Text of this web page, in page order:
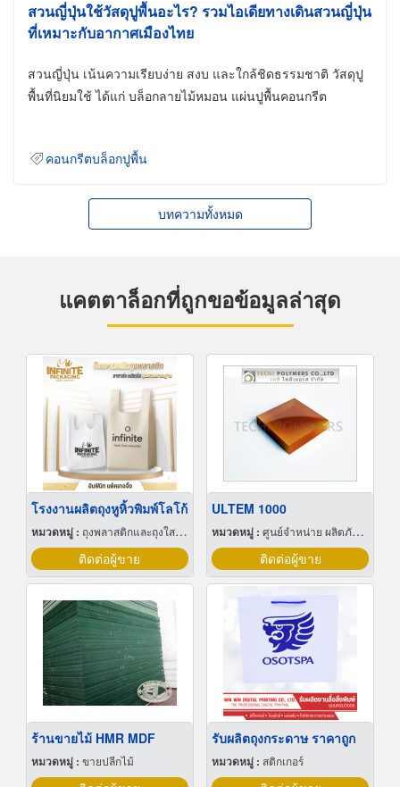
สวนญี่ปุ่นใช้วัสดุปูพื้นอะไร? รวมไอเดียทางเดินสวนญี่ปุ่น
ที่เหมาะกับอากาศเมืองไทย
สวนญี่ปุ่น เน้นความเรียบง่าย สงบ และใกล้ชิดธรรมชาติ วัสดุปู
พื้นที่นิยมใช้ ได้แก่ บล็อกลายไม้หมอน แผ่นปูพื้นคอนกรีต
คอนกรีตบล็อกปูพื้น
บทความทั้งหมด
แคตตาล็อกที่ถูกขอข้อมูลล่าสุด
โรงงานผลิตถุงหูหิ้วพิมพ์โลโก้
หมวดหมู่ : ถุงพลาสติกและถุงใสโปร่ง
ติดต่อผู้ขาย
ULTEM 1000
หมวดหมู่ : ศูนย์จำหน่าย ผลิตภัณฑ์พลาสติกชนิดแท่ง ท่อ แผ่นและสาย
ติดต่อผู้ขาย
ร้านขายไม้ HMR MDF
หมวดหมู่ : ขายปลีกไม้
รับผลิตถุงกระดาษ ราคาถูก
หมวดหมู่ : สติกเกอร์